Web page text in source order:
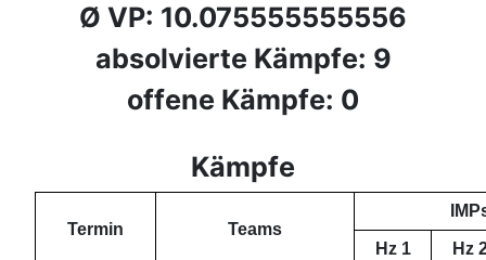
Ø VP: 10.075555555556
absolvierte Kämpfe: 9
offene Kämpfe: 0
Kämpfe
Termin Teams
Hz 1 Hz